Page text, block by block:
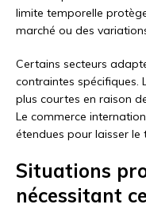
limite temporelle
marché ou des
Certains secteurs
contraintes spécifiques.
plus courtes en raison
Le commerce
étendues pour laisser le
Situations
nécessitant